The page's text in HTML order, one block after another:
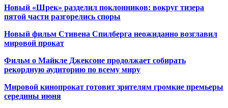
Новый «Шрек» разделил поклонников: вокруг тизера
пятой части разгорелись споры
Новый фильм Стивена Спилберга неожиданно возглавил
мировой прокат
Фильм о Майкле Джексоне продолжает собирать
рекордную аудиторию по всему миру
Мировой кинопрокат готовит зрителям громкие премьеры
середины июня